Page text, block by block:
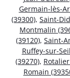
Germain-lès-
(39300), Saint-
Montmalin
(39120), Saint-
Ruffey-sur-
(39270),
Romain